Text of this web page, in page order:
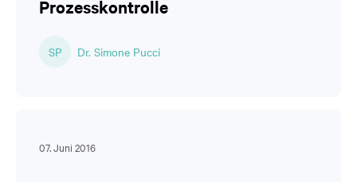
Prozesskontrolle
SP Dr. Simone Pucci
07. Juni 2016